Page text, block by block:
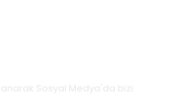
Sosyal Medya'da bizi